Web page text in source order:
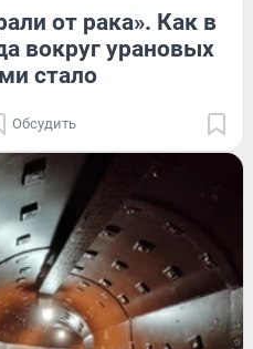
от рака». Как в
вокруг урановых
стало
Обсудить